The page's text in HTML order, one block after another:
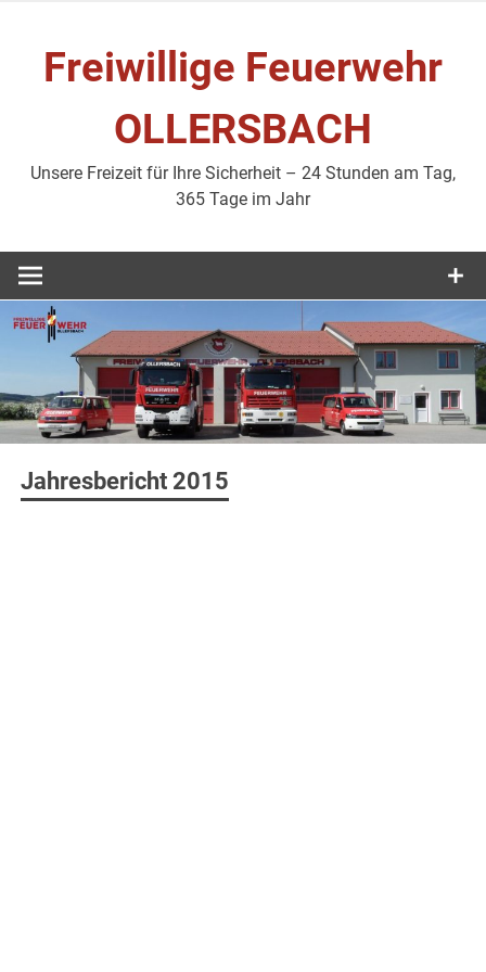
springenFreiwillige Feuerwehr
OLLERSBACH
Unsere Freizeit für Ihre Sicherheit – 24 Stunden am Tag,
365 Tage im Jahr
Jahresbericht 2015